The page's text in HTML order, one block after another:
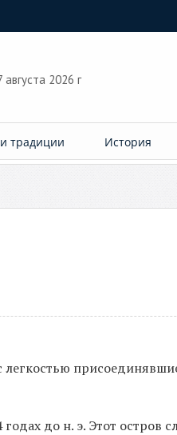
августа 2026 г
традиции История
легкостью
до н. э. Этот остров